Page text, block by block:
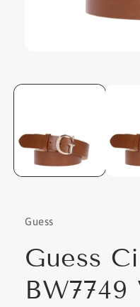
1
Guess
Guess